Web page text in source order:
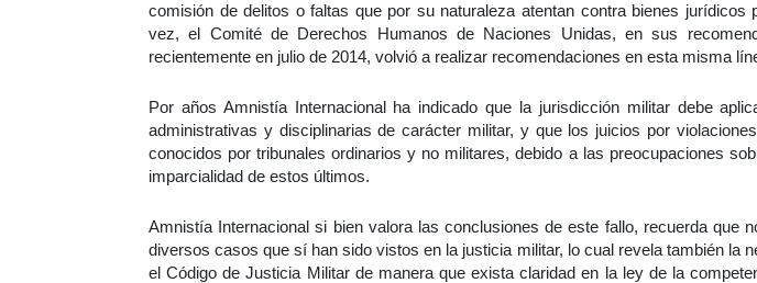
comisión de delitos o faltas que por su naturaleza atentan contra bienes jurídicos
vez, el Comité de Derechos Humanos de Naciones Unidas, en sus
recientemente en julio de 2014, volvió a realizar recomendaciones en esta misma
Por años Amnistía Internacional ha indicado que la jurisdicción militar debe
administrativas y disciplinarias de carácter militar, y que los juicios por
conocidos por tribunales ordinarios y no militares, debido a las preocupaciones
imparcialidad de estos últimos.
Amnistía Internacional si bien valora las conclusiones de este fallo, recuerda que
diversos casos que sí han sido vistos en la justicia militar, lo cual revela también la
el Código de Justicia Militar de manera que exista claridad en la ley de la